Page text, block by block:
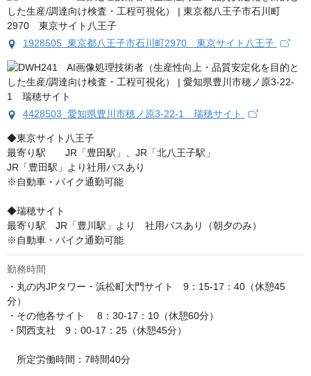
1928505 東京都八王子市石川町2970 東京サイト八王子
4428503 愛知県豊川市穂ノ原3-22-1 瑞穂サイト
◆東京サイト八王子
最寄り駅　　JR「豊田駅」、JR「北八王子駅」
JR「豊田駅」より社用バスあり
※自動車・バイク通勤可能
◆瑞穂サイト
最寄り駅　JR「豊川駅」より　社用バスあり（朝夕のみ）
※自動車・バイク通勤可能
勤務時間
・丸の内JPタワー・浜松町大門サイト　9：15-17：40（休憩45
分）
・その他各サイト 　8：30-17：10（休憩60分）
・関西支社　9：00-17：25（休憩45分）
所定労働時間：7時間40分